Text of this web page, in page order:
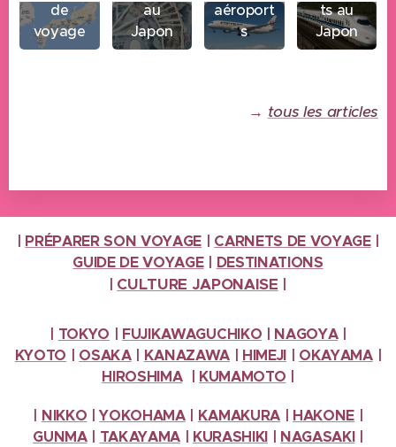
de
voyage
au
Japon
aéroport
s
ts au
Japon
→ tous les articles
PRÉPARER SON VOYAGE CARNETS DE VOYAGE|
GUIDE DE VOYAGE| DESTINATIONS
CULTURE JAPONAISE |
TOKYO FUJIKAWAGUCHIKO NAGOYA|
KYOTO
OSAKA| KANAZAWA HIMEJI OKAYAMA|
HIROSHIMA| KUMAMOTO
NIKKO |YOKOHAMA| KAMAKURA HAKONE
GUNMA| TAKAYAMA| KURASHIKI NAGASAKI|